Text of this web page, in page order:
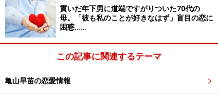
――お葬式はふたりで出した？
話をすると、姉が拒絶する。「お父さんにいくらかかっ
たと思ってるの」と言い出して……。でも、施設に入居す
貢いだ年下男に道端ですがりついた70代の
母。「彼も私のことが好きなはず」盲目の恋に
困惑……
この記事に関連するテーマ
亀山早苗の恋愛情報